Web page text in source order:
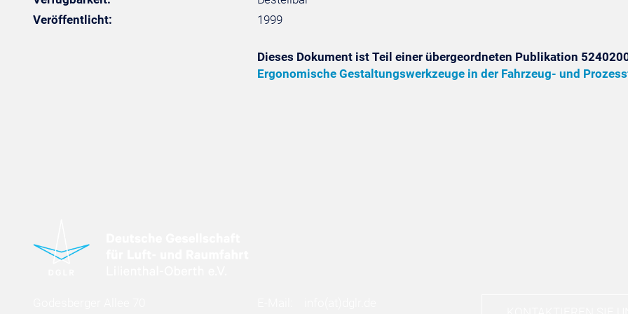
Veröffentlicht:
1999
Dieses Dokument ist Teil einer übergeordneten Publikation
Ergonomische Gestaltungswerkzeuge in der Fahrzeug- und